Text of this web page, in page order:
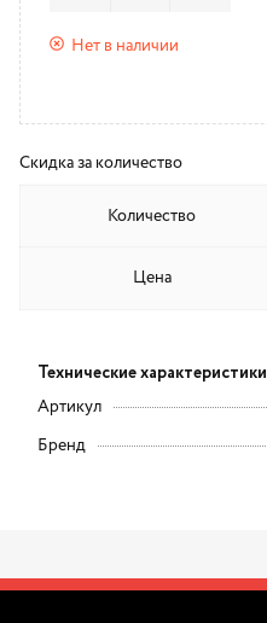
Нет в наличии
Скидка за количество
Количество
Цена
Технические характеристики
Артикул
Бренд